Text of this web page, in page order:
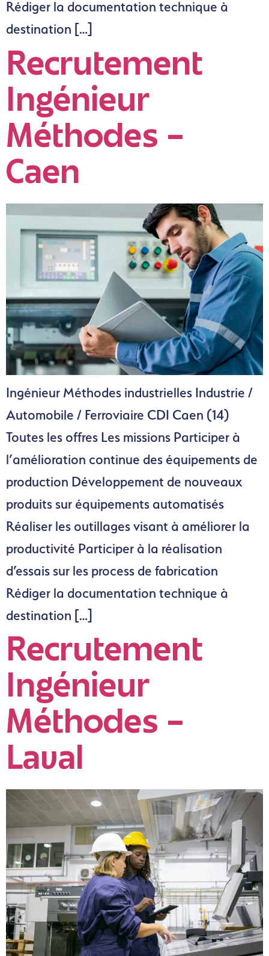
Rédiger la documentation technique à
destination […]
Recrutement
Ingénieur
Méthodes –
Caen
Ingénieur Méthodes industrielles Industrie /
Automobile / Ferroviaire CDI Caen (14)
Toutes les offres Les missions Participer à
l’amélioration continue des équipements de
production Développement de nouveaux
produits sur équipements automatisés
Réaliser les outillages visant à améliorer la
productivité Participer à la réalisation
d’essais sur les process de fabrication
Rédiger la documentation technique à
destination […]
Recrutement
Ingénieur
Méthodes –
Laval